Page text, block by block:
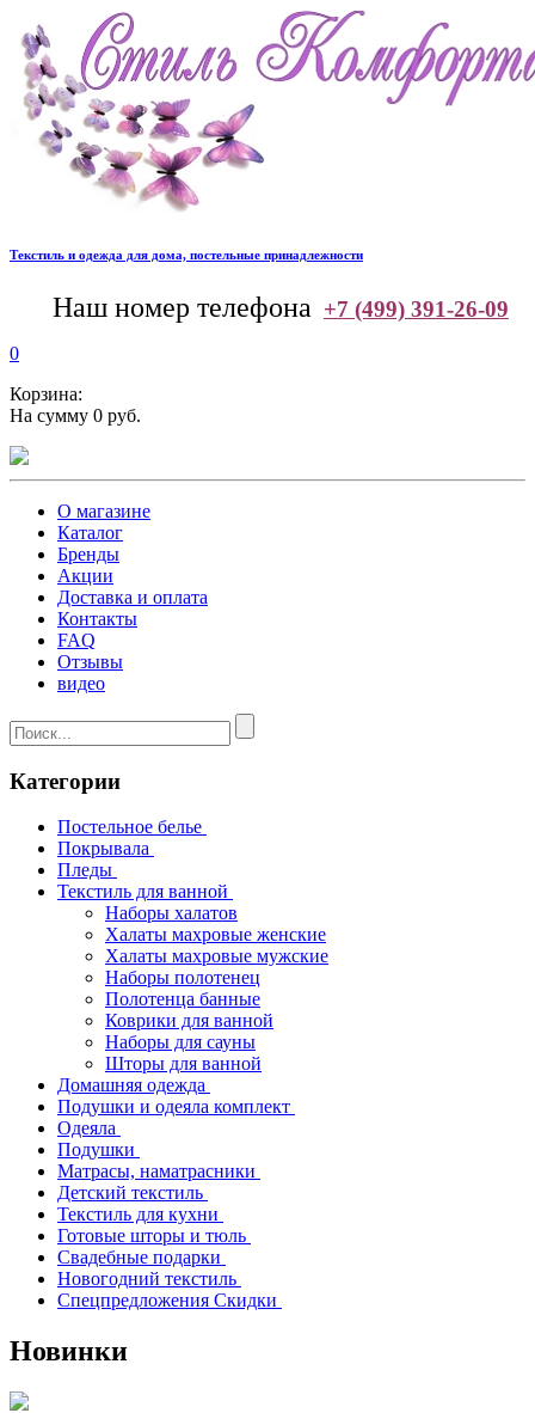
Текстиль и одежда для дома, постельные принадлежности
Наш номер телефона +7 (499) 391-26-09
0
Корзина:
На сумму 0 руб.
О магазине
Каталог
Бренды
Акции
Доставка и оплата
Контакты
FAQ
Отзывы
видео
Категории
Постельное белье
Покрывала
Пледы
Текстиль для ванной
Наборы халатов
Халаты махровые женские
Халаты махровые мужские
Наборы полотенец
Полотенца банные
Коврики для ванной
Наборы для сауны
Шторы для ванной
Домашняя одежда
Подушки и одеяла комплект
Одеяла
Подушки
Матрасы, наматрасники
Детский текстиль
Текстиль для кухни
Готовые шторы и тюль
Свадебные подарки
Новогодний текстиль
Спецпредложения Скидки
Новинки